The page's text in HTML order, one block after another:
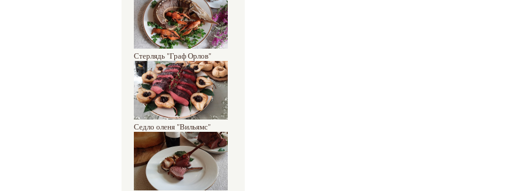
Стерлядь "Граф Орлов"
Седло оленя "Вильямс"